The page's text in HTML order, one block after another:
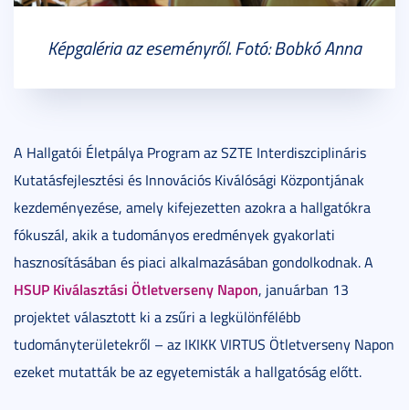
Képgaléria az eseményről. Fotó: Bobkó Anna
A Hallgatói Életpálya Program az SZTE Interdiszciplináris
Kutatásfejlesztési és Innovációs Kiválósági Központjának
kezdeményezése, amely kifejezetten azokra a hallgatókra
fókuszál, akik a tudományos eredmények gyakorlati
hasznosításában és piaci alkalmazásában gondolkodnak. A
HSUP Kiválasztási Ötletverseny Napon, januárban 13
projektet választott ki a zsűri a legkülönfélébb
tudományterületekről – az IKIKK VIRTUS Ötletverseny Napon
ezeket mutatták be az egyetemisták a hallgatóság előtt.